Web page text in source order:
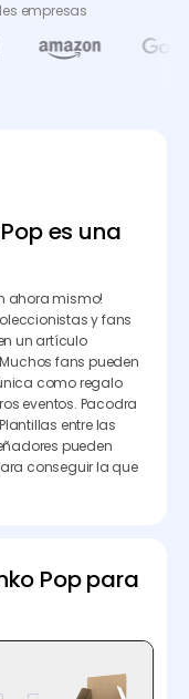
empresas
es una
ahora mismo!
y fans
un artículo
fans pueden
como regalo
eventos. Pacodra
entre las
pueden
conseguir la que
Pop para